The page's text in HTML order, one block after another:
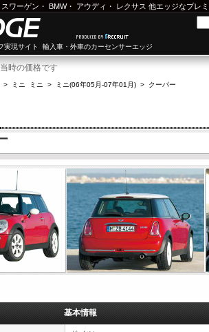
ワーゲン ・ BMW・ アウディ ・ レクサス 他エッジなプレ
実現サイト 輸入車・外車のカーセンサーエッジ
時の価格です
> ミニ ミニ > ミニ(06年05月-07年01月) > クーパー
基本情報